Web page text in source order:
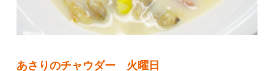
あさりのチャウダー 火曜日